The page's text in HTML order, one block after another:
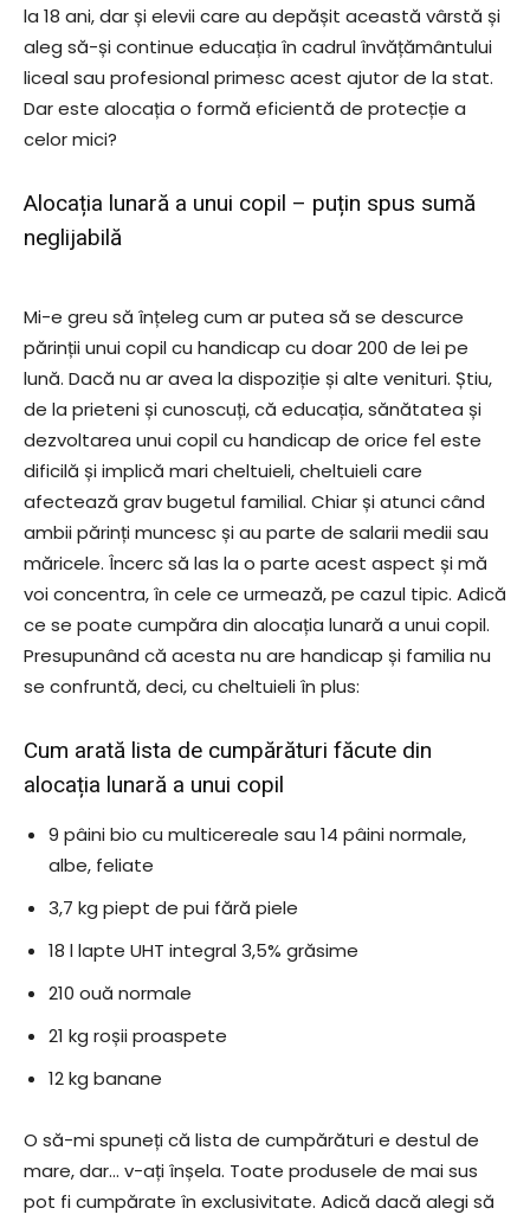
la 18 ani, dar și elevii care au depășit această vârstă și
aleg să-și continue educația în cadrul învățământului
liceal sau profesional primesc acest ajutor de la stat.
Dar este alocația o formă eficientă de protecție a
celor mici?
Alocația lunară a unui copil – puțin spus sumă
neglijabilă
Mi-e greu să înțeleg cum ar putea să se descurce
părinții unui copil cu handicap cu doar 200 de lei pe
lună. Dacă nu ar avea la dispoziție și alte venituri. Știu,
de la prieteni și cunoscuți, că educația, sănătatea și
dezvoltarea unui copil cu handicap de orice fel este
dificilă și implică mari cheltuieli, cheltuieli care
afectează grav bugetul familial. Chiar și atunci când
ambii părinți muncesc și au parte de salarii medii sau
măricele. Încerc să las la o parte acest aspect și mă
voi concentra, în cele ce urmează, pe cazul tipic. Adică
ce se poate cumpăra din alocația lunară a unui copil.
Presupunând că acesta nu are handicap și familia nu
se confruntă, deci, cu cheltuieli în plus:
Cum arată lista de cumpărături făcute din
alocația lunară a unui copil
9 pâini bio cu multicereale sau 14 pâini normale,
albe, feliate
3,7 kg piept de pui fără piele
18 l lapte UHT integral 3,5% grăsime
210 ouă normale
21 kg roșii proaspete
12 kg banane
O să-mi spuneți că lista de cumpărături e destul de
mare, dar… v-ați înșela. Toate produsele de mai sus
pot fi cumpărate în exclusivitate. Adică dacă alegi să